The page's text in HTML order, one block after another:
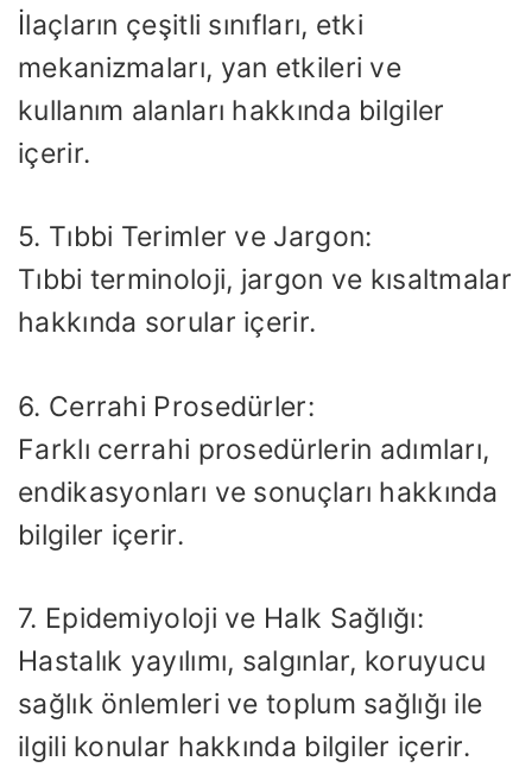
İlaçların çeşitli sınıfları, etki
mekanizmaları, yan etkileri ve
kullanım alanları hakkında bilgiler
içerir.
5. Tıbbi Terimler ve Jargon:
Tıbbi terminoloji, jargon ve kısaltmalar
hakkında sorular içerir.
6. Cerrahi Prosedürler:
Farklı cerrahi prosedürlerin adımları,
endikasyonları ve sonuçları hakkında
bilgiler içerir.
7. Epidemiyoloji ve Halk Sağlığı:
Hastalık yayılımı, salgınlar, koruyucu
sağlık önlemleri ve toplum sağlığı ile
ilgili konular hakkında bilgiler içerir.